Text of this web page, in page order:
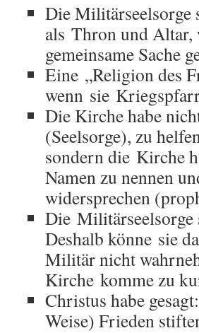
Die Militärseelsorge
als Thron und Altar,
gemeinsame Sache
Eine „Religion des
wenn sie
Die Kirche habe
(Seelsorge), zu
sondern die Kirche
Namen zu nennen
widersprechen
Die
Deshalb könne sie
Militär nicht
Kirche komme zu
Christus habe
Weise) Frieden